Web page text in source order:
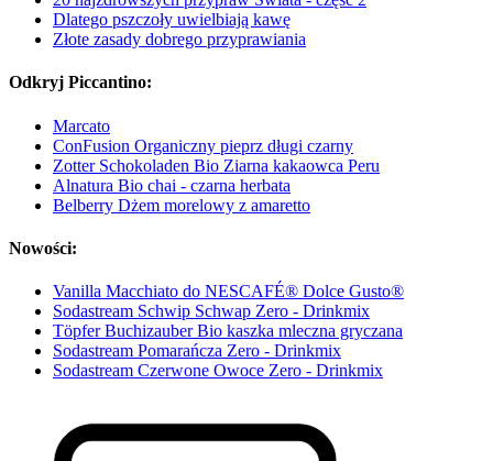
Dlatego pszczoły uwielbiają kawę
Złote zasady dobrego przyprawiania
Odkryj Piccantino:
Marcato
ConFusion Organiczny pieprz długi czarny
Zotter Schokoladen Bio Ziarna kakaowca Peru
Alnatura Bio chai - czarna herbata
Belberry Dżem morelowy z amaretto
Nowości:
Vanilla Macchiato do NESCAFÉ® Dolce Gusto®
Sodastream Schwip Schwap Zero - Drinkmix
Töpfer Buchizauber Bio kaszka mleczna gryczana
Sodastream Pomarańcza Zero - Drinkmix
Sodastream Czerwone Owoce Zero - Drinkmix